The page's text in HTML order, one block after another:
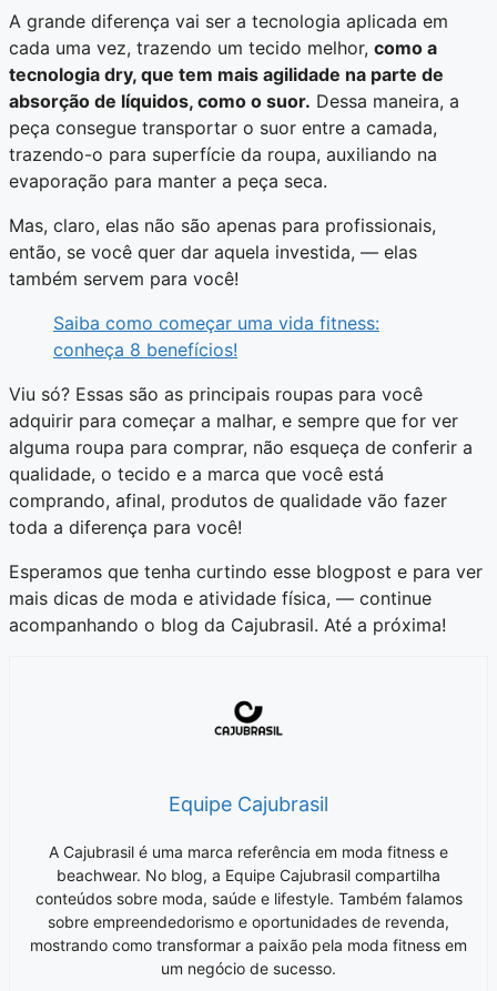
A grande diferença vai ser a tecnologia aplicada em
cada uma vez, trazendo um tecido melhor, como a
tecnologia dry, que tem mais agilidade na parte de
absorção de líquidos, como o suor. Dessa maneira, a
peça consegue transportar o suor entre a camada,
trazendo-o para superfície da roupa, auxiliando na
evaporação para manter a peça seca.
Mas, claro, elas não são apenas para profissionais,
então, se você quer dar aquela investida, — elas
também servem para você!
Saiba como começar uma vida fitness:
conheça 8 benefícios!
Viu só? Essas são as principais roupas para você
adquirir para começar a malhar, e sempre que for ver
alguma roupa para comprar, não esqueça de conferir a
qualidade, o tecido e a marca que você está
comprando, afinal, produtos de qualidade vão fazer
toda a diferença para você!
Esperamos que tenha curtindo esse blogpost e para ver
mais dicas de moda e atividade física, — continue
acompanhando o blog da Cajubrasil. Até a próxima!
Equipe Cajubrasil
A Cajubrasil é uma marca referência em moda fitness e
beachwear. No blog, a Equipe Cajubrasil compartilha
conteúdos sobre moda, saúde e lifestyle. Também falamos
sobre empreendedorismo e oportunidades de revenda,
mostrando como transformar a paixão pela moda fitness em
um negócio de sucesso.